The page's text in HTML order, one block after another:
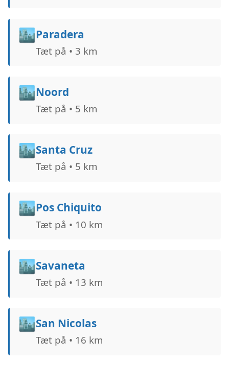
🏙️Paradera
Tæt på • 3 km
🏙️Noord
Tæt på • 5 km
🏙️Santa Cruz
Tæt på • 5 km
🏙️Pos Chiquito
Tæt på • 10 km
🏙️Savaneta
Tæt på • 13 km
🏙️San Nicolas
Tæt på • 16 km